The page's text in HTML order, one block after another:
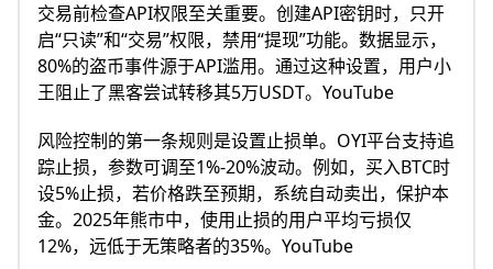
交易前检查API权限至关重要。创建API密钥时，只开
启“只读”和“交易”权限，禁用“提现”功能。数据显示，
80%的盗币事件源于API滥用。通过这种设置，用户小
王阻止了黑客尝试转移其5万USDT。YouTube​
风险控制的第一条规则是设置止损单。OYI平台支持追
踪止损，参数可调至1%-20%波动。例如，买入BTC时
设5%止损，若价格跌至预期，系统自动卖出，保护本
金。2025年熊市中，使用止损的用户平均亏损仅
12%，远低于无策略者的35%。YouTube​